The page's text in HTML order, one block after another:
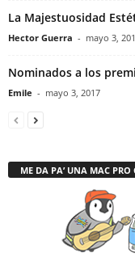
La Majestuosidad
Hector Guerra - mayo 3,
Nominados a los
Emile - mayo 3, 2017
ME DA PA’ UNA MAC PRO